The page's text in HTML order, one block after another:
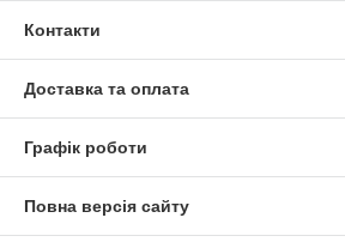
Контакти
Доставка та оплата
Графік роботи
Повна версія сайту